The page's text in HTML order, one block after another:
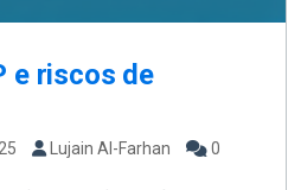
e riscos de
Lujain Al-Farhan 0